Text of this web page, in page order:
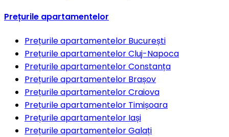
Prețurile apartamentelor
Prețurile apartamentelor București
Prețurile apartamentelorCluj-Napoca
Prețurile apartamentelorConstanța
Prețurile apartamentelor Brașov
Prețurile apartamentelorCraiova
Prețurile apartamentelor Timișoara
Prețurile apartamentelor Iași
Prețurile apartamentelorGalați